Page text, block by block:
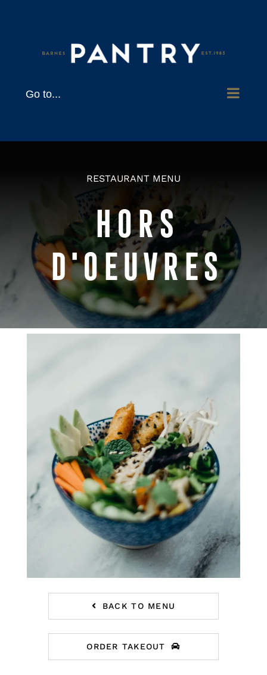
Go to...
RESTAURANT MENU
HORS
D'OEUVRES
BACK TO MENU
ORDER TAKEOUT